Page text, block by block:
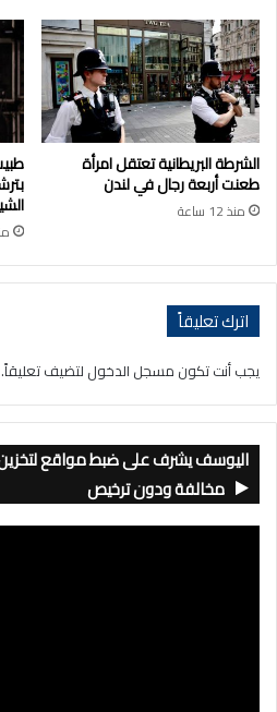
الشرطة البريطانية تعتقل امرأة
طعنت أربعة رجال في لندن
منذ 12 ساعة
اترك تعليقاً
يجب أنت تكون مسجل الدخول لتضيف تعليقاً.
اليوسف يشرف على ضبط مواقع لتخزين
مخالفة ودون ترخيص